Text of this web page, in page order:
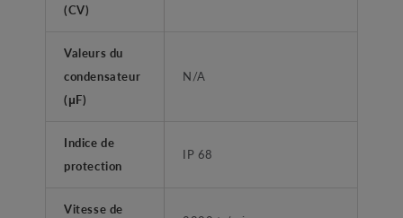
(CV)
Valeurs du
condensateur
(μF)
N/A
Indice de
protection
IP 68
Vitesse de